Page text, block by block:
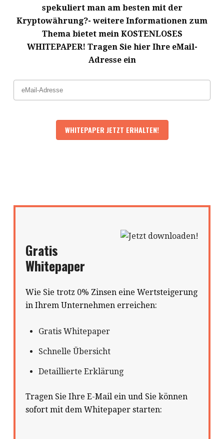
spekuliert man am besten mit der
Kryptowährung?- weitere Informationen zum
Thema bietet mein KOSTENLOSES
WHITEPAPER! Tragen Sie hier Ihre eMail-
Adresse ein
Gratis
Whitepaper
Wie Sie trotz 0% Zinsen eine Wertsteigerung
in Ihrem Unternehmen erreichen:
Gratis Whitepaper
Schnelle Übersicht
Detaillierte Erklärung
Tragen Sie Ihre E-Mail ein und Sie können
sofort mit dem Whitepaper starten: